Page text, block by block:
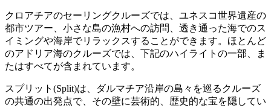
クロアチアのセーリングクルーズでは、ユネスコ世界遺産の
都市ツアー、小さな島の漁村への訪問、透き通った海でのス
イミングや海岸でリラックスすることができます。ほとんど
のアドリア海のクルーズでは、下記のハイライトの一部、ま
たはすべてが含まれています。
スプリット(Split)は、ダルマチア沿岸の島々を巡るクルーズ
の共通の出発点で、その壁に芸術的、歴史的な宝を隠してい